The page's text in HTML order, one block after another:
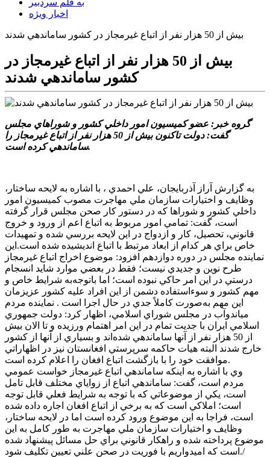
به قلم سردبیر
اخبار ویژه
بيش از 50 هزار نفر از اتباع غيرمجاز در کشور ساماندهي شدند
بيش از 50 هزار نفر از اتباع غيرمجاز در
کشور ساماندهي شدند
گروه خبر: عضو کميسيون امور داخلي کشور و شوراهاي مجلس
گفت: دولت تاکنون بيش از 50 هزار نفر از اتباع غيرمجاز را
ساماندهي کرده است.
به گزارش آراز آذربايجان، علي احمدي ، با اشاره به لايحه ساختار،
وظايف و اختيارات سازمان ملي مهاجرت مصوب کميسيون امور
داخلي کشور و شوراها که در دستور کار صحن مجلس قرار گرفته
است، گفت: تمامي امور مربوط به اتباع اعم از ورود و خروج
قانوني، تحصيل، کار و ازدواج در اين لايحه بررسي شده و تمهيدات
خاص براي هر کدام از ابعاد مرتبط با اتباع انديشيده شده است.اين
نماينده مجلس در دوره دوازدهم افزود: موضوع اخراج اتباع غيرمجاز
طرح نوين و جديدي نيست؛ فقط در بعضي موارد شايد انسجام
درستي در اين امر حاکي نبوده است؛ اما باتوجه‌به شرايط خاص و
مهم کشور و سوءاستفاده دشمن از اين افراد عليه کشور عزيزمان
اين مهم به‌صورت کاملاً جدي در حال اجرا است . نماينده مردم
مياندوآب در مجلس شوراي اسلامي، اظهار کرد: دولت جمهوري
اسلامي ايران با جديت تمام در اين امر اهتمام ورزيده و تا الان بيش
از 50 هزار نفر از آنها ساماندهي شده‌اند و بسياري از آنها از کشور
خارج شدند البته هيات حاکمه سرپرستي افغانستان نيز در اظهاراتي
موافقت خود را با بازگشت اتباع افغان را اعلام کرده است.
وي با اشاره به اينکه ساماندهي اتباع غيرمجاز خواست عمومي
مردم است، گفت: ساماندهي اتباع از زواياي مختلف قابل تامل
است، يکي از موضوعاتي که با توجه به شرايط فعلي قابل توجه
است؛ املاکي است که به برخي از اتباع افغان اجاره داده شده
است، فراجا به اين موضوع ورود کرده است اما در لايحه ساختار،
وظايف و اختيارات سازمان ملي مهاجرت به طور کامل به اين
موضوع پرداخته شده و راهکار قانوني براي حل مسائل پيشنهاد شده
است که اميدواريم با فوريت در صحن علني تعيين تکليف شود./